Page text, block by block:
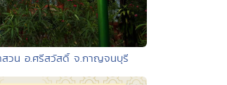
สวน อ.ศรีสวัสดิ์ จ.กาญจนบุรี